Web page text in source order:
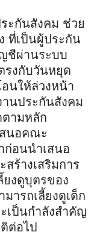
ระกันสังคม ช่วย
ที่เป็นผู้ประกัน
ชีผ่านระบบ
รงกับวันหยุด
นให้ล่วงหน้า
นประกันสังคม
ตามหลัก
นอคณะ
ก่อนนำเสนอ
ร้างเสริมการ
ยงดูบุตรของ
ารถเลี้ยงดูเด็ก
เป็นกำลังสำคัญ
ต่อไป